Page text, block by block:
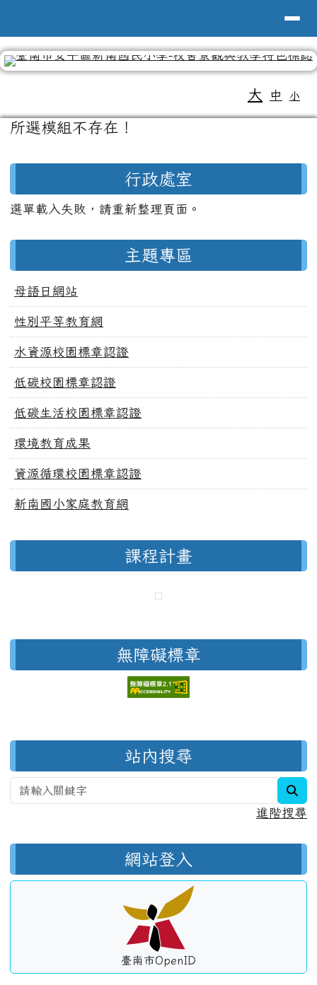
大 中 小
主內容區域
所選模組不存在！
行政處室
選單載入失敗，請重新整理頁面。
主題專區
母語日網站
性別平等教育網
水資源校園標章認證
低碳校園標章認證
低碳生活校園標章認證
環境教育成果
資源循環校園標章認證
新南國小家庭教育網
課程計畫
無障礙標章
站內搜尋
進階搜尋
網站登入
臺南市OpenID
頁尾區域